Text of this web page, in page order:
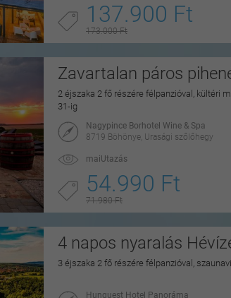
137.900 Ft
173.000 Ft
Zavartalan páros
2 éjszaka 2 fő részére félpanzióval, kültéri
31-ig
Nagypince Borhotel Wine & Spa
8719 Böhönye, Urasági szőlőhegy
maiUtazás
54.990 Ft
71.980 Ft
4 napos nyaralás
3 éjszaka 2 fő részére félpanzióval,
Hunguest Hotel Panoráma